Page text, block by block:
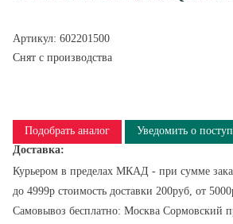
Артикул: 602201500
Снят с производства
Подобрать аналог
Уведомить о
Доставка:
Курьером в пределах МКАД - при сумме
до 4999р стоимость доставки 200руб, от
Самовывоз бесплатно: Москва Сормовский